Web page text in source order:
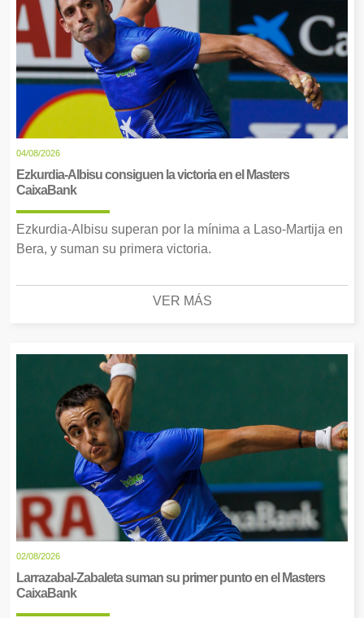
04/08/2026
Ezkurdia-Albisu consiguen la victoria en el Masters
CaixaBank
Ezkurdia-Albisu superan por la mínima a Laso-Martija en
Bera, y suman su primera victoria.
VER MÁS
02/08/2026
Larrazabal-Zabaleta suman su primer punto en el Masters
CaixaBank